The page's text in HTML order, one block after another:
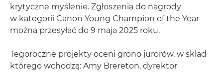
krytyczne myślenie. Zgłoszenia do nagrody
w kategorii Canon Young Champion of the Year
można przesyłać do 9 maja 2025 roku.
Tegoroczne projekty oceni grono jurorów, w skład
którego wchodzą: Amy Brereton, dyrektor